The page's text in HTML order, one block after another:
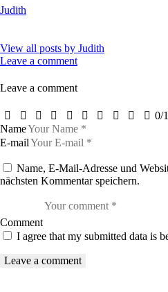
Judith
View all posts by Judith
Leave a comment
Leave a comment
0/
Name
E-mail
Name, E-Mail-Adresse und
nächsten Kommentar speichern.
Comment
I agree that my submitted data is